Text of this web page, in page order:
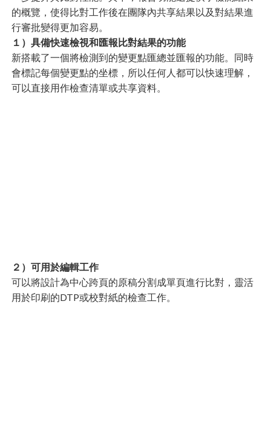
的概覽，使得比對工作後在團隊內共享結果以及對結果進
行審批變得更加容易。
１）具備快速檢視和匯報比對結果的功能
新搭載了一個將檢測到的變更點匯總並匯報的功能。同時
會標記每個變更點的坐標，所以任何人都可以快速理解，
可以直接用作檢查清單或共享資料。
２）可用於編輯工作
可以將設計為中心跨頁的原稿分割成單頁進行比對，靈活
用於印刷的DTP或校對紙的檢查工作。